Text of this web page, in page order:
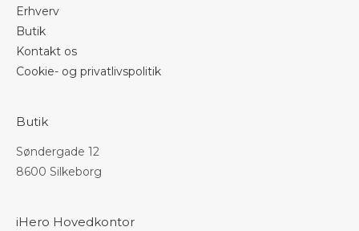
Erhverv
Butik
Kontakt os
Cookie- og privatlivspolitik
Butik
Søndergade 12
8600 Silkeborg
iHero Hovedkontor